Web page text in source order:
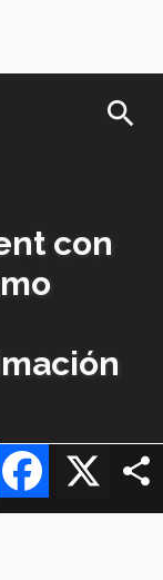
search
con
Facebook